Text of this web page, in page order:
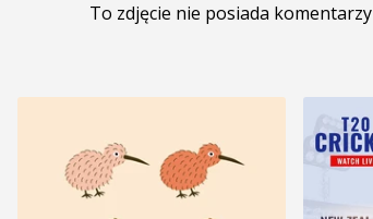
To zdjęcie nie posiada komentarzy